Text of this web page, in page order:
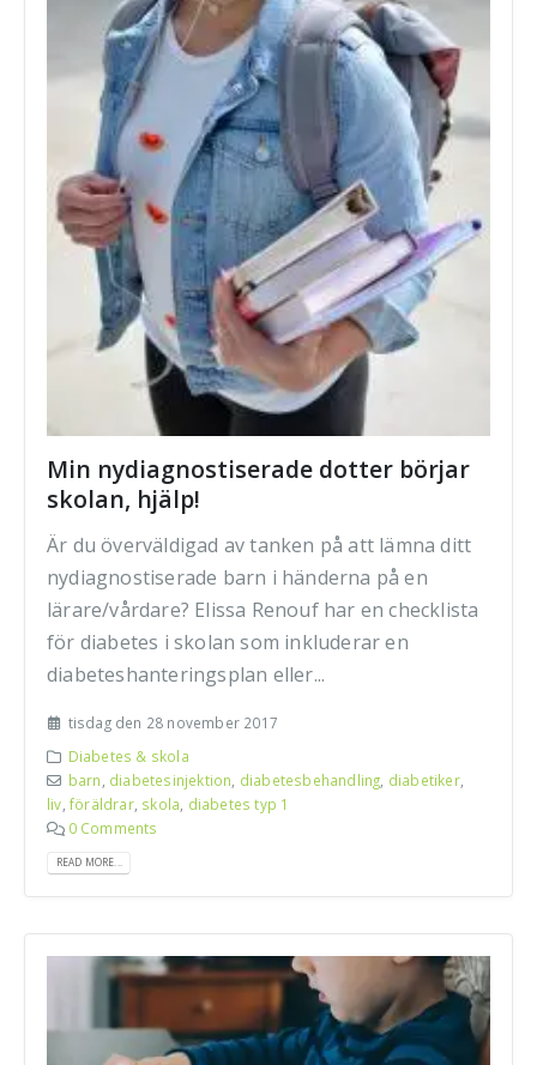
Min nydiagnostiserade dotter börjar
skolan, hjälp!
Är du överväldigad av tanken på att lämna ditt
nydiagnostiserade barn i händerna på en
lärare/vårdare? Elissa Renouf har en checklista
för diabetes i skolan som inkluderar en
diabeteshanteringsplan eller...
tisdag den 28 november 2017
Diabetes & skola
barn diabetesinjektion diabetesbehandling diabetiker,
liv ,föräldrar, skola diabetes typ 1
0 Comments
READ MORE...